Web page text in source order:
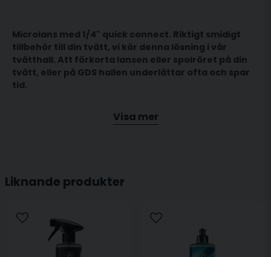
Microlans med 1/4" quick connect. Riktigt smidigt
tillbehör till din tvätt, vi kör denna lösning i vår
tvätthall. Att förkorta lansen eller spolröret på din
tvätt, eller på GDS hallen underlättar ofta och spar
tid.
Du kan snabbt byta mellan olika tillbehör och slipper
Visa mer
Liknande produkter